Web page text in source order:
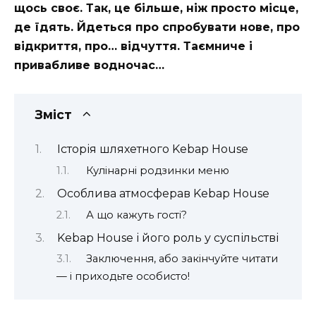
щось своє. Так, це більше, ніж просто місце,
де їдять. Йдеться про спробувати нове, про
відкриття, про… відчуття. Таємниче і
привабливе водночас…
Зміст
Історія шляхетного Kebap House
Кулінарні родзинки меню
Особлива атмосферав Kebap House
А що кажуть гості?
Kebap House і його роль у суспільстві
Заключення, або закінчуйте читати
— і приходьте особисто!